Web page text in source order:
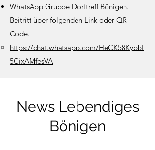
WhatsApp Gruppe Dorftreff Bönigen.
Beitritt über folgenden Link oder QR
Code.
https://chat.whatsapp.com/HeCK58KybbI
5CixAMfesVA
News Lebendiges
Bönigen